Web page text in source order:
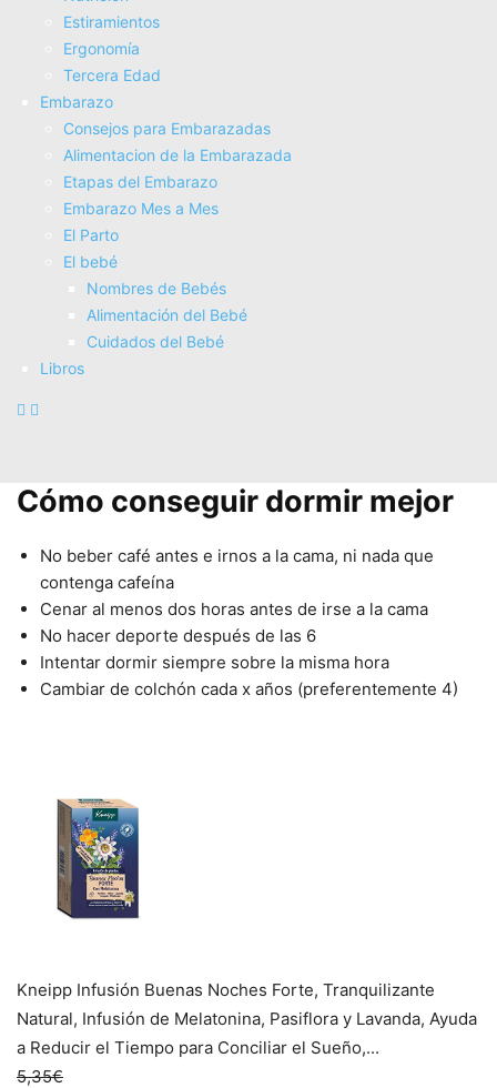
Estiramientos
Ergonomí­a
Tercera Edad
Embarazo
Consejos para Embarazadas
Alimentacion de la Embarazada
Etapas del Embarazo
Embarazo Mes a Mes
El Parto
El bebé
Nombres de Bebés
Alimentación del Bebé
Cuidados del Bebé
Libros
créeme aunque no te des cuenta puede estar
despertaba extremadamente cansada, una amiga me
Yo estaba segura de que mi colchón estaba en
Cómo conseguir dormir mejor
No beber café antes e irnos a la cama, ni nada que
contenga cafeína
Cenar al menos dos horas antes de irse a la cama
No hacer deporte después de las 6
Intentar dormir siempre sobre la misma hora
Cambiar de colchón cada x años (preferentemente 4)
Kneipp Infusión Buenas Noches Forte, Tranquilizante
Natural, Infusión de Melatonina, Pasiflora y Lavanda, Ayuda
a Reducir el Tiempo para Conciliar el Sueño,...
5,35€